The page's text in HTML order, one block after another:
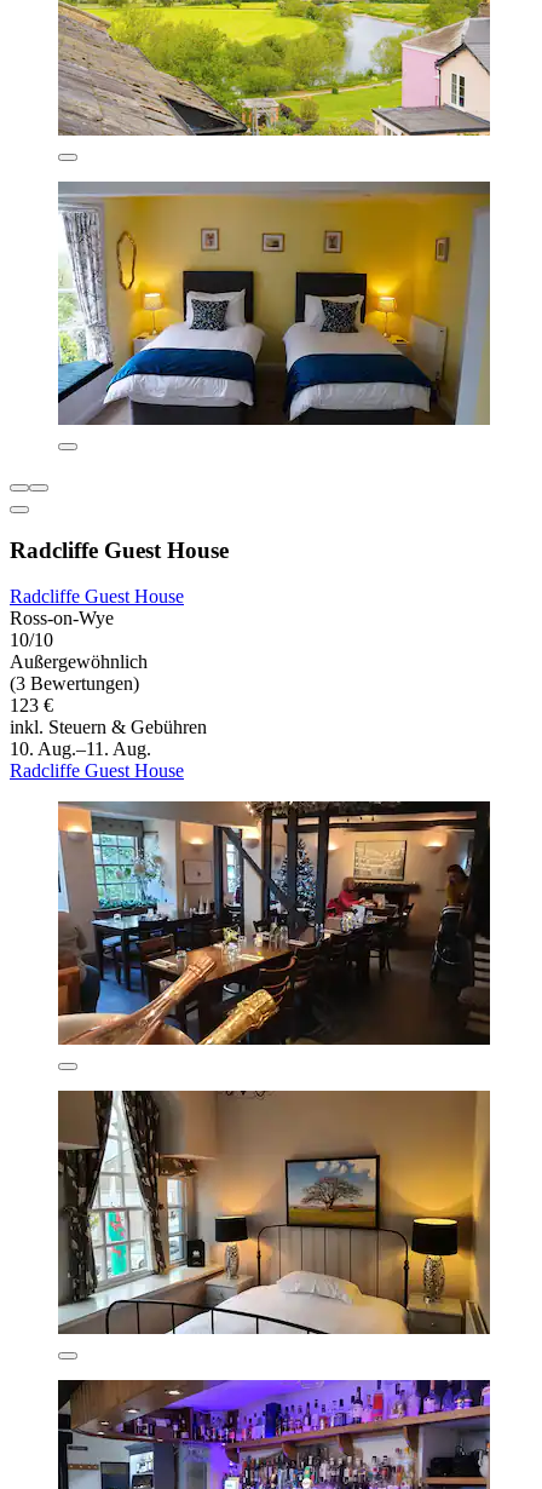
Radcliffe Guest House
Radcliffe Guest House
Ross-on-Wye
10/10
Außergewöhnlich
(3 Bewertungen)
123 €
inkl. Steuern & Gebühren
10. Aug.–11. Aug.
Radcliffe Guest House